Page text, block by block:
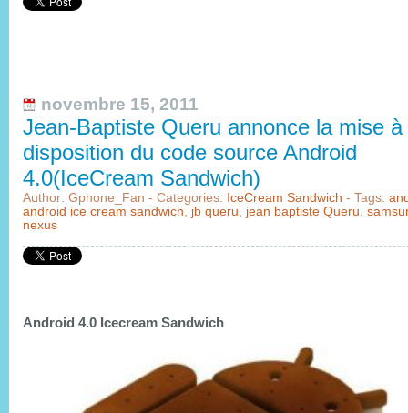
novembre 15, 2011
Jean-Baptiste Queru annonce la mise à
disposition du code source Android
4.0(IceCream Sandwich)
Author: Gphone_Fan - Categories: IceCream Sandwich - Tags:
android ice cream sandwich, jb queru, jean baptiste Queru,
nexus
Android 4.0 Icecream Sandwich